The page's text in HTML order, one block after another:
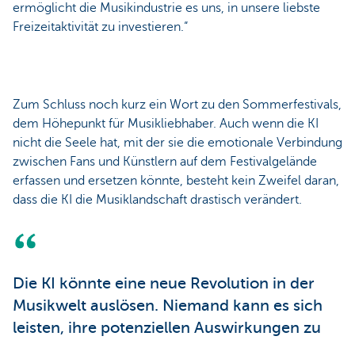
ermöglicht die Musikindustrie es uns, in unsere liebste
Freizeitaktivität zu investieren.“
Zum Schluss noch kurz ein Wort zu den Sommerfestivals,
dem Höhepunkt für Musikliebhaber. Auch wenn die KI
nicht die Seele hat, mit der sie die emotionale Verbindung
zwischen Fans und Künstlern auf dem Festivalgelände
erfassen und ersetzen könnte, besteht kein Zweifel daran,
dass die KI die Musiklandschaft drastisch verändert.
Die KI könnte eine neue Revolution in der
Musikwelt auslösen. Niemand kann es sich
leisten, ihre potenziellen Auswirkungen zu